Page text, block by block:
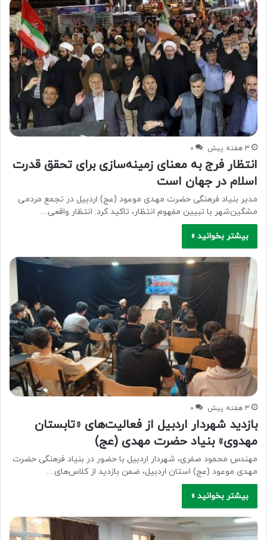
3 هفته پیش ۰
انتظار فرج به معنای زمینه‌سازی برای تحقق قدرت
اسلام در جهان است
مدیر بنیاد فرهنگی حضرت مهدی موعود (عج) اردبیل در تجمع مردمی
مشگین‌شهر با تبیین مفهوم انتظار، تاکید کرد: انتظار واقعی…
بیشتر بخوانید »
3 هفته پیش ۰
بازدید شهردار اردبیل از فعالیت‌های «تابستان
مهدوی» بنیاد حضرت مهدی (عج)
مهندس محمود صفری، شهردار اردبیل با حضور در بنیاد فرهنگی حضرت
مهدی موعود (عج) استان اردبیل، ضمن بازدید از کلاس‌های…
بیشتر بخوانید »